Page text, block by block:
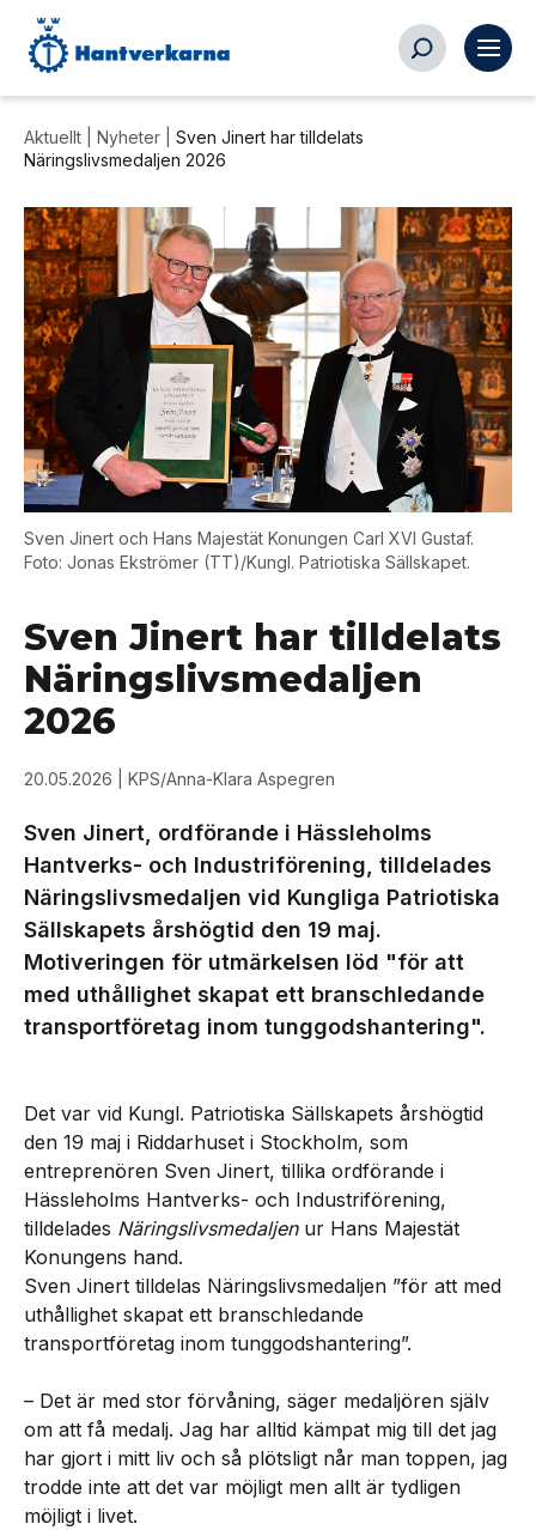
Aktuellt | Nyheter
Sven Jinert har tilldelats
Näringslivsmedaljen 2026
Sven Jinert och Hans Majestät Konungen Carl XVI Gustaf.
Foto: Jonas Ekströmer (TT)/Kungl. Patriotiska Sällskapet.
Sven Jinert har tilldelats
Näringslivsmedaljen
2026
20.05.2026 | KPS/Anna-Klara Aspegren
Sven Jinert, ordförande i Hässleholms
Hantverks- och Industriförening, tilldelades
Näringslivsmedaljen vid Kungliga Patriotiska
Sällskapets årshögtid den 19 maj.
Motiveringen för utmärkelsen löd "för att
med uthållighet skapat ett branschledande
transportföretag inom tunggodshantering".
Det var vid Kungl. Patriotiska Sällskapets årshögtid
den 19 maj i Riddarhuset i Stockholm, som
entreprenören Sven Jinert, tillika ordförande i
Hässleholms Hantverks- och Industriförening,
tilldelades Näringslivsmedaljenur Hans Majestät
Konungens hand.
Sven Jinert tilldelas Näringslivsmedaljen ”för att med
uthållighet skapat ett branschledande
transportföretag inom tunggodshantering”.
– Det är med stor förvåning, säger medaljören själv
om att få medalj. Jag har alltid kämpat mig till det jag
har gjort i mitt liv och så plötsligt når man toppen, jag
trodde inte att det var möjligt men allt är tydligen
möjligt i livet.